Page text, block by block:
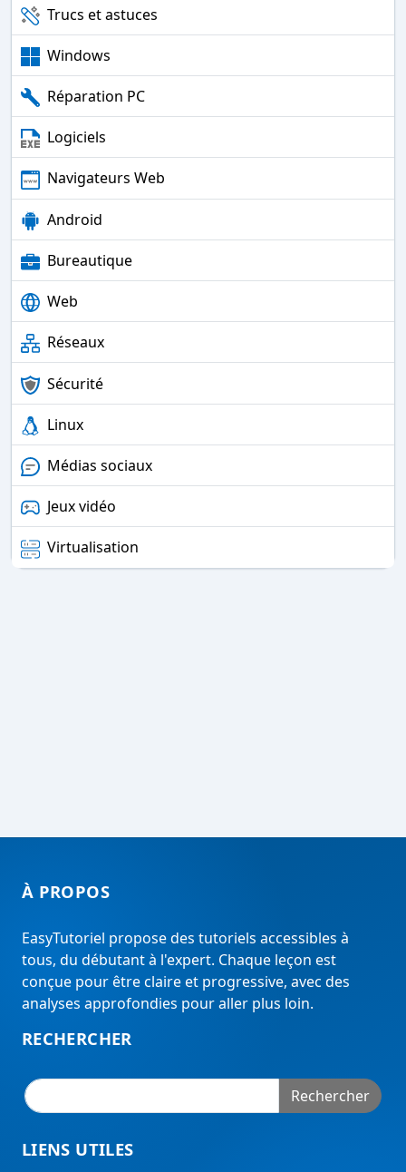
Trucs et astuces
Windows
Réparation PC
Logiciels
Navigateurs Web
Android
Bureautique
Web
Réseaux
Sécurité
Linux
Médias sociaux
Jeux vidéo
Virtualisation
À PROPOS
EasyTutoriel propose des tutoriels accessibles à
tous, du débutant à l'expert. Chaque leçon est
conçue pour être claire et progressive, avec des
analyses approfondies pour aller plus loin.
RECHERCHER
Rechercher
LIENS UTILES